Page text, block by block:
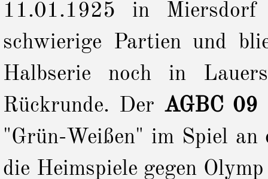
11.01.1925 in
schwierige Partien und
Halbserie noch in
Rückrunde. Der AGBC 09
"Grün-Weißen" im Spiel
die Heimspiele gegen